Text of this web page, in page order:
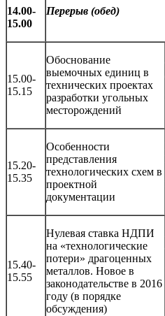
14.00-
15.00
Перерыв (обед)
15.00-
15.15
Обоснование
выемочных единиц в
технических проектах
разработки угольных
месторождений
15.20-
15.35
Особенности
представления
технологических схем в
проектной
документации
15.40-
15.55
Нулевая ставка НДПИ
на «технологические
потери» драгоценных
металлов. Новое в
законодательстве в 2016
году (в порядке
обсуждения)